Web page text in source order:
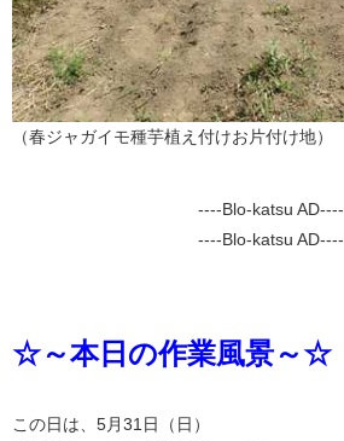
（春ジャガイモ種芋植え付けお片付け地）
----Blo-katsu AD----
----Blo-katsu AD----
☆～本日の作業風景～☆
この日は、5月31日（日）